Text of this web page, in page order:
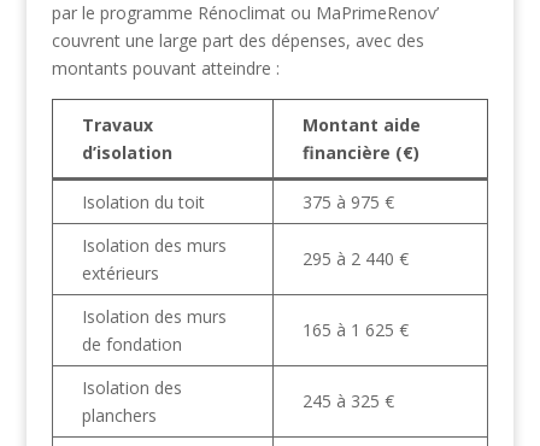
par le programme Rénoclimat ou MaPrimeRenov’
couvrent une large part des dépenses, avec des
montants pouvant atteindre :
Travaux
d’isolation
Montant aide
financière (€)
Isolation du toit
375 à 975 €
Isolation des murs
extérieurs
295 à 2 440 €
Isolation des murs
de fondation
165 à 1 625 €
Isolation des
planchers
245 à 325 €